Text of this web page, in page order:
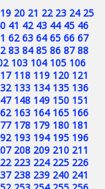
19 20 21 22 23 24 25
41 42 43 44 45 46
62 63 64 65 66 67
83 84 85 86 87 88
103 104 105 106
118 119 120 121
133 134 135 136
148 149 150 151
163 164 165 166
178 179 180 181
193 194 195 196
208 209 210 211
223 224 225 226
238 239 240 241